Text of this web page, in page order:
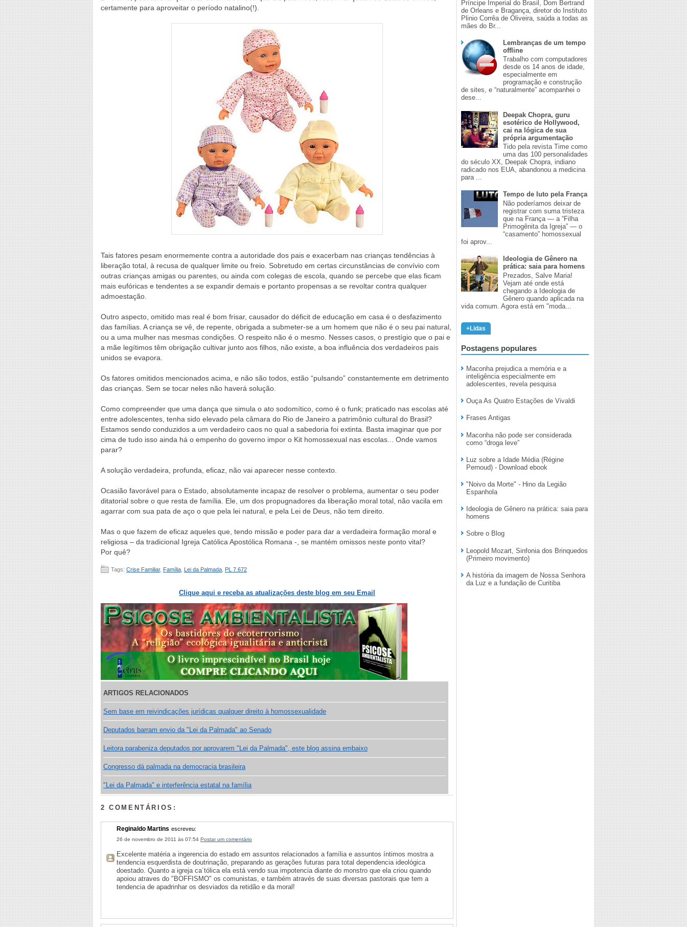
certamente para aproveitar o período natalino(!).
Tais fatores pesam enormemente contra a autoridade dos pais e exacerbam nas crianças tendências à
liberação total, à recusa de qualquer limite ou freio. Sobretudo em certas circunstâncias de convívio com
outras crianças amigas ou parentes, ou ainda com colegas de escola, quando se percebe que elas ficam
mais eufóricas e tendentes a se expandir demais e portanto propensas a se revoltar contra qualquer
admoestação.
Outro aspecto, omitido mas real é bom frisar, causador do déficit de educação em casa é o desfazimento
das famílias. A criança se vê, de repente, obrigada a submeter-se a um homem que não é o seu pai natural,
ou a uma mulher nas mesmas condições. O respeito não é o mesmo. Nesses casos, o prestígio que o pai e
a mãe legítimos têm obrigação cultivar junto aos filhos, não existe, a boa influência dos verdadeiros pais
unidos se evapora.
Os fatores omitidos mencionados acima, e não são todos, estão “pulsando” constantemente em detrimento
das crianças. Sem se tocar neles não haverá solução.
Como compreender que uma dança que simula o ato sodomítico, como é o funk; praticado nas escolas até
entre adolescentes, tenha sido elevado pela câmara do Rio de Janeiro a patrimônio cultural do Brasil?
Estamos sendo conduzidos a um verdadeiro caos no qual a sabedoria foi extinta. Basta imaginar que por
cima de tudo isso ainda há o empenho do governo impor o Kit homossexual nas escolas... Onde vamos
parar?
A solução verdadeira, profunda, eficaz, não vai aparecer nesse contexto.
Ocasião favorável para o Estado, absolutamente incapaz de resolver o problema, aumentar o seu poder
ditatorial sobre o que resta de família. Ele, um dos propugnadores da liberação moral total, não vacila em
agarrar com sua pata de aço o que pela lei natural, e pela Lei de Deus, não tem direito.
Mas o que fazem de eficaz aqueles que, tendo missão e poder para dar a verdadeira formação moral e
religiosa – da tradicional Igreja Católica Apostólica Romana -, se mantém omissos neste ponto vital?
Por quê?
Tags: Crise Familiar, Família Lei da Palmada PL 7.672
Clique aqui e receba as atualizações deste blog em seu Email
ARTIGOS RELACIONADOS
Sem base em reivindicações jurídicas qualquer direito à homossexualidade
Deputados barram envio da "Lei da Palmada" ao Senado
Leitora parabeniza deputados por aprovarem "Lei da Palmada", este blog assina embaixo
Congresso dá palmada na democracia brasileira
"Lei da Palmada" e interferência estatal na família
2 COMENTÁRIOS:
Reginaldo Martins escreveu:
26 de novembro de 2011 às 07:54 Postar um comentário
Excelente matéria a ingerencia do estado em assuntos relacionados a família e assuntos íntimos mostra a
tendencia esquerdista de doutrinação, preparando as gerações futuras para total dependencia ideológica
doestado. Quanto a igreja ca´tólica ela está vendo sua impotencia diante do monstro que ela criou quando
apoiou atraves do "BOFFISMO" os comunistas, e também através de suas diversas pastorais que tem a
tendencia de apadrinhar os desviados da retidão e da moral!
Príncipe Imperial do Brasil, Dom Bertrand
de Orleans e Bragança, diretor do Instituto
Plinio Corrêa de Oliveira, saúda a todas as
mães do Br...
Lembranças de um tempo
offline
Trabalho com computadores
desde os 14 anos de idade,
especialmente em
programação e construção
de sites, e “naturalmente” acompanhei o
dese...
Deepak Chopra, guru
esotérico de Hollywood,
cai na lógica de sua
própria argumentação
Tido pela revista Time como
uma das 100 personalidades
do século XX, Deepak Chopra, indiano
radicado nos EUA, abandonou a medicina
para ...
Tempo de luto pela França
Não poderíamos deixar de
registrar com suma tristeza
que na França — a “Filha
Primogênita da Igreja” — o
“casamento” homossexual
foi aprov...
Ideologia de Gênero na
prática: saia para homens
​Prezados, Salve Maria!
Vejam até onde está
chegando a Ideologia de
Gênero quando aplicada na
vida comum. Agora está em "moda...
+Lidas
Postagens populares
Maconha prejudica a memória e a
inteligência especialmente em
adolescentes, revela pesquisa
Ouça As Quatro Estações de Vivaldi
Frases Antigas
Maconha não pode ser considerada
como “droga leve”
Luz sobre a Idade Média (Régine
Pernoud) - Download ebook
"Noivo da Morte" - Hino da Legião
Espanhola
Ideologia de Gênero na prática: saia para
homens
Sobre o Blog
Leopold Mozart, Sinfonia dos Brinquedos
(Primeiro movimento)
A história da imagem de Nossa Senhora
da Luz e a fundação de Curitiba